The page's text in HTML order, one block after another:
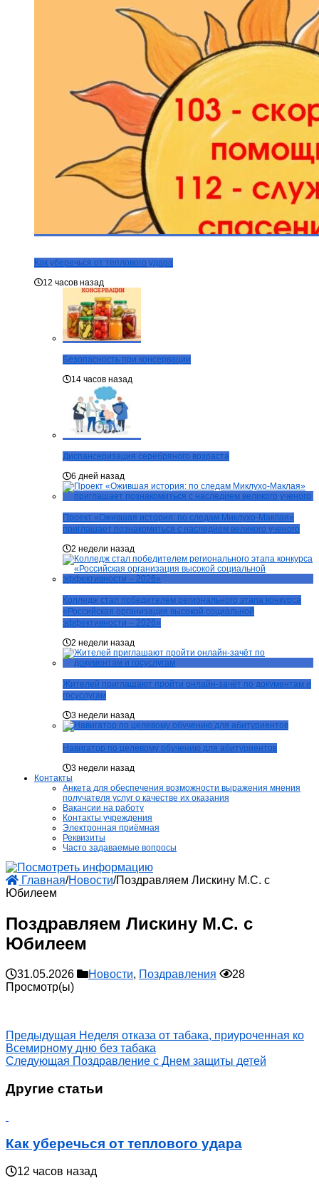
Как уберечься от теплового удара
12 часов назад
Безопасность при консервации
14 часов назад
Диспансеризация серебряного возраста
6 дней назад
Проект «Ожившая история: по следам Миклухо-Маклая»
приглашает познакомиться с наследием великого ученого
2 недели назад
Колледж стал победителем регионального этапа конкурса
«Российская организация высокой социальной
эффективности – 2026»
2 недели назад
Жителей приглашают пройти онлайн-зачёт по документам и
госуслугам
3 недели назад
Навигатор по целевому обучению для абитуриентов
3 недели назад
Контакты
Анкета для обеспечения возможности выражения мнения
получателя услуг о качестве их оказания
Вакансии на работу
Контакты учреждения
Электронная приёмная
Реквизиты
Часто задаваемые вопросы
Главная/Новости/Поздравляем Лискину М.С. с
Юбилеем
Поздравляем Лискину М.С. с
Юбилеем
31.05.2026 Новости, Поздравления
28
Просмотр(ы)
Предыдущая Неделя отказа от табака, приуроченная ко
Всемирному дню без табака
Следующая Поздравление с Днем защиты детей
Другие статьи
Как уберечься от теплового удара
12 часов назад